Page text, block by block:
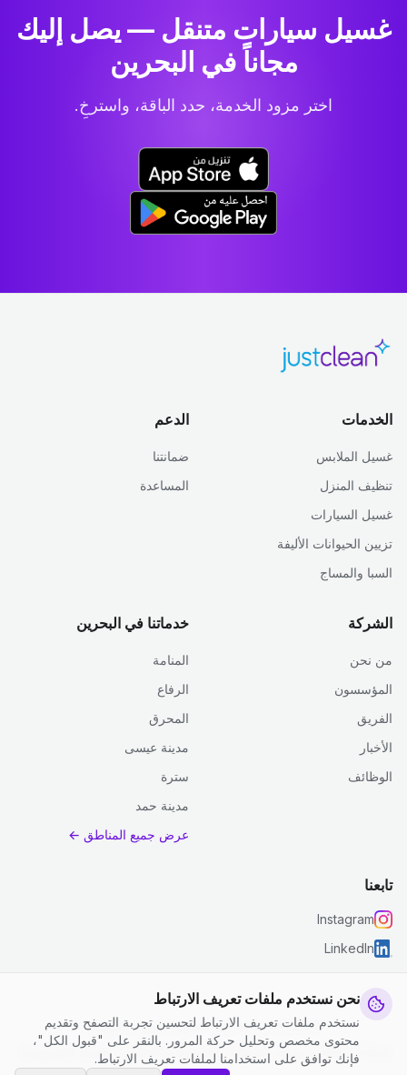
نحن نستخدم ملفات تعريف الارتباط
نستخدم ملفات تعريف الارتباط لتحسين تجربة التصفح وتقديم
محتوى مخصص وتحليل حركة المرور. بالنقر على "قبول الكل"،
فإنك توافق على استخدامنا لملفات تعريف الارتباط.
غسيل سيارات متنقل — يصل إليك
مجاناً في البحرين
اختر مزود الخدمة، حدد الباقة، واسترخِ.
الخدمات
غسيل الملابس
تنظيف المنزل
غسيل السيارات
تزيين الحيوانات الأليفة
السبا والمساج
الدعم
ضمانتنا
المساعدة
الشركة
من نحن
المؤسسون
الفريق
الأخبار
الوظائف
خدماتنا في البحرين
المنامة
الرفاع
المحرق
مدينة عيسى
سترة
مدينة حمد
عرض جميع المناطق ←
تابعنا
Instagram
LinkedIn
© 2026 جست كلين. جميع الحقوق محفوظة.
سياسة الخصوصية
الشروط والأحكام | إعدادات ملفات تعريف الارتباط